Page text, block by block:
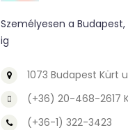
Személyesen a
ig
1073 Budapest Kürt
(+36) 20-468-2617
(+36-1) 322-3423